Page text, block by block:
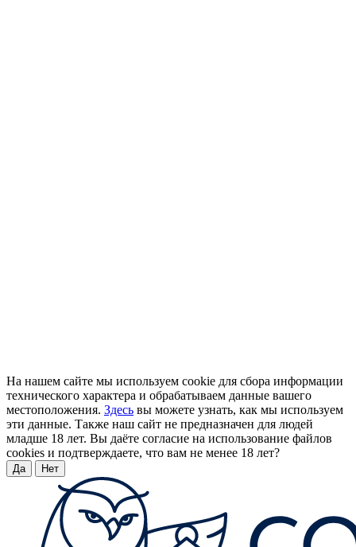
На нашем сайте мы используем cookie для сбора информации
технического характера и обрабатываем данные вашего
местоположения. Здесь вы можете узнать, как мы используем
эти данные. Также наш сайт не предназначен для людей
младше 18 лет. Вы даёте согласие на использование файлов
cookies и подтверждаете, что вам не менее 18 лет?
Да Нет